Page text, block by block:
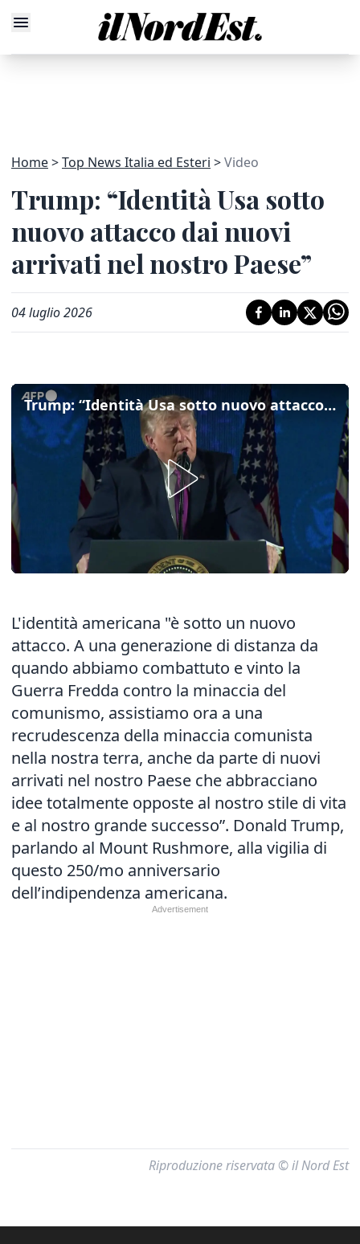
Home Top News Italia ed Esteri Video
Trump: “Identità Usa sotto
nuovo attacco dai nuovi
arrivati nel nostro Paese”
04 luglio 2026
Trump: “Identità Usa sotto nuovo attacco dai nuovi arrivati nel nostro Paese”
L'identità americana "è sotto un nuovo
attacco. A una generazione di distanza da
quando abbiamo combattuto e vinto la
Guerra Fredda contro la minaccia del
comunismo, assistiamo ora a una
recrudescenza della minaccia comunista
nella nostra terra, anche da parte di nuovi
arrivati nel nostro Paese che abbracciano
idee totalmente opposte al nostro stile di vita
e al nostro grande successo”. Donald Trump,
parlando al Mount Rushmore, alla vigilia di
questo 250/mo anniversario
dell’indipendenza americana.
Riproduzione riservata © il Nord Est